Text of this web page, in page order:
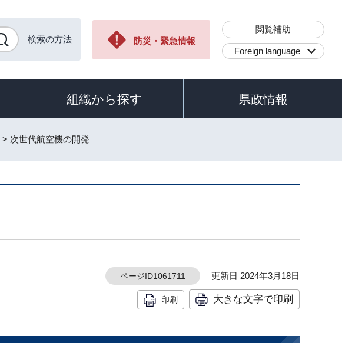
検索の方法 防災・緊急情報
閲覧補助
Foreign language
組織から探す 県政情報
> 次世代航空機の開発
ページID1061711 更新日 2024年3月18日
印刷 大きな文字で印刷